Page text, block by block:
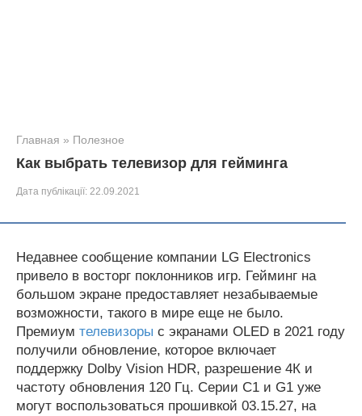
Главная » Полезное
Как выбрать телевизор для гейминга
Дата публікації: 22.09.2021
Недавнее сообщение компании LG Electronics
привело в восторг поклонников игр. Гейминг на
большом экране предоставляет незабываемые
возможности, такого в мире еще не было.
Премиум телевизоры с экранами OLED в 2021 году
получили обновление, которое включает
поддержку Dolby Vision HDR, разрешение 4К и
частоту обновления 120 Гц. Серии С1 и G1 уже
могут воспользоваться прошивкой 03.15.27, на